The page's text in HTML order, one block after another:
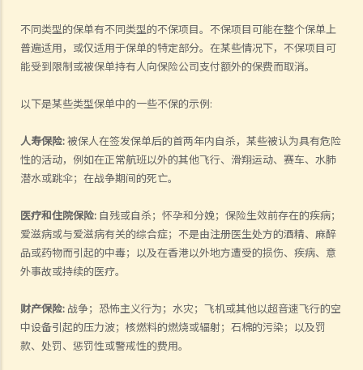
不同类型的保单有不同类型的不保项目。不保项目可能在整个保单上
普遍适用，或仅适用于保单的特定部分。在某些情况下，不保项目可
能受到限制或被保单持有人向保险公司支付额外的保费而取消。
以下是某些类型保单中的一些不保的示例:
人寿保险:被保人在签发保单后的首两年内自杀，某些被认为具有危险
性的活动，例如在正常航班以外的其他飞行、滑翔运动、赛车、水肺
潜水或跳伞；在战争期间的死亡。
医疗和住院保险: 自残或自杀；怀孕和分娩；保险生效前存在的疾病；
爱滋病或与爱滋病有关的综合症；不是由注册医生处方的酒精、麻醉
品或药物而引起的中毒；以及在香港以外地方遭受的损伤、疾病、意
外事故或持续的医疗。
财产保险: 战争；恐怖主义行为；水灾；飞机或其他以超音速飞行的空
中设备引起的压力波；核燃料的燃烧或辐射；石棉的污染；以及罚
款、处罚、惩罚性或警戒性的费用。